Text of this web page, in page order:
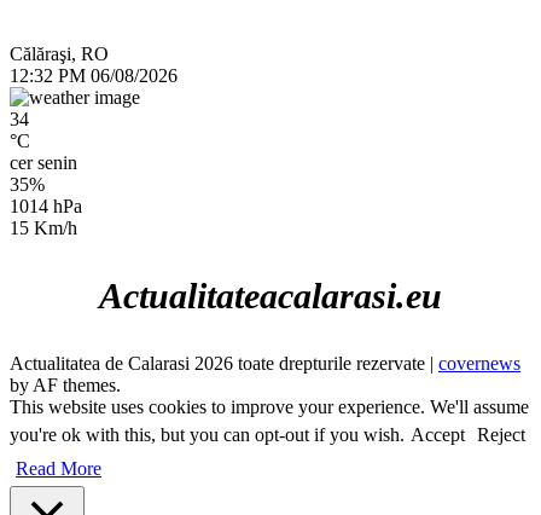
Călăraşi, RO
12:32 PM 06/08/2026
34
°C
cer senin
35%
1014 hPa
15 Km/h
Actualitateacalarasi.eu
Actualitatea de Calarasi 2026 toate drepturile rezervate | covernews
by AF themes.
This website uses cookies to improve your experience. We'll assume
you're ok with this, but you can opt-out if you wish. Accept Reject
Read More